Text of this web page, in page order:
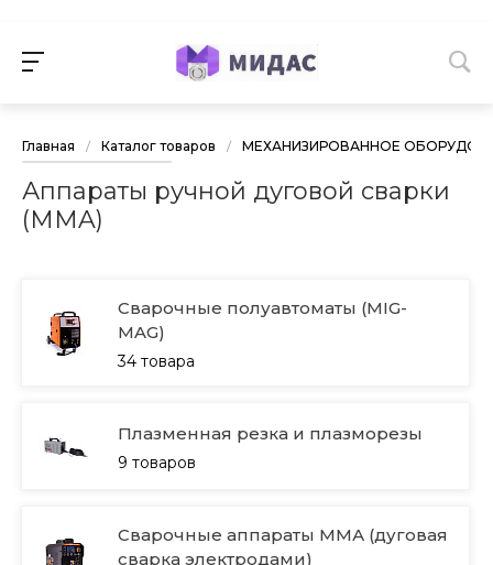
Главная / Каталог товаров / МЕХАНИЗИРОВАННОЕ
Аппараты ручной дуговой сварки
(MMA)
Сварочные полуавтоматы (MIG-
MAG)
34 товара
Плазменная резка и плазморезы
9 товаров
Сварочные аппараты ММА (дуговая
сварка электродами)